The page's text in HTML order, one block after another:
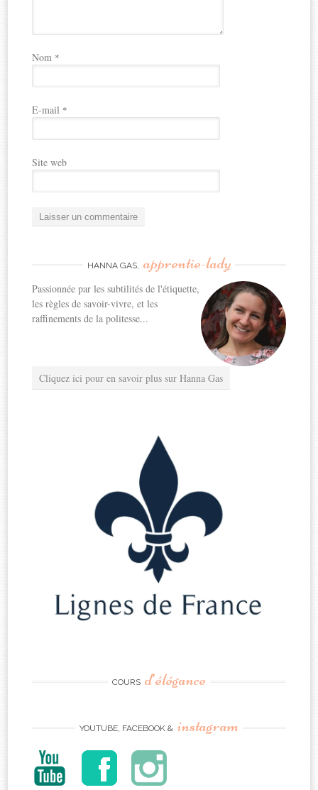
Nom *
E-mail *
Site web
HANNA GAS, apprentie-lady
Passionnée par les subtilités de l'étiquette,
les règles de savoir-vivre, et les
raffinements de la politesse...
Cliquez ici pour en savoir plus sur Hanna Gas
COURS d’élégance
YOUTUBE, FACEBOOK & instagram